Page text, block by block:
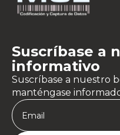
Suscríbase a
informativo
Suscríbase a nuestro
manténgase